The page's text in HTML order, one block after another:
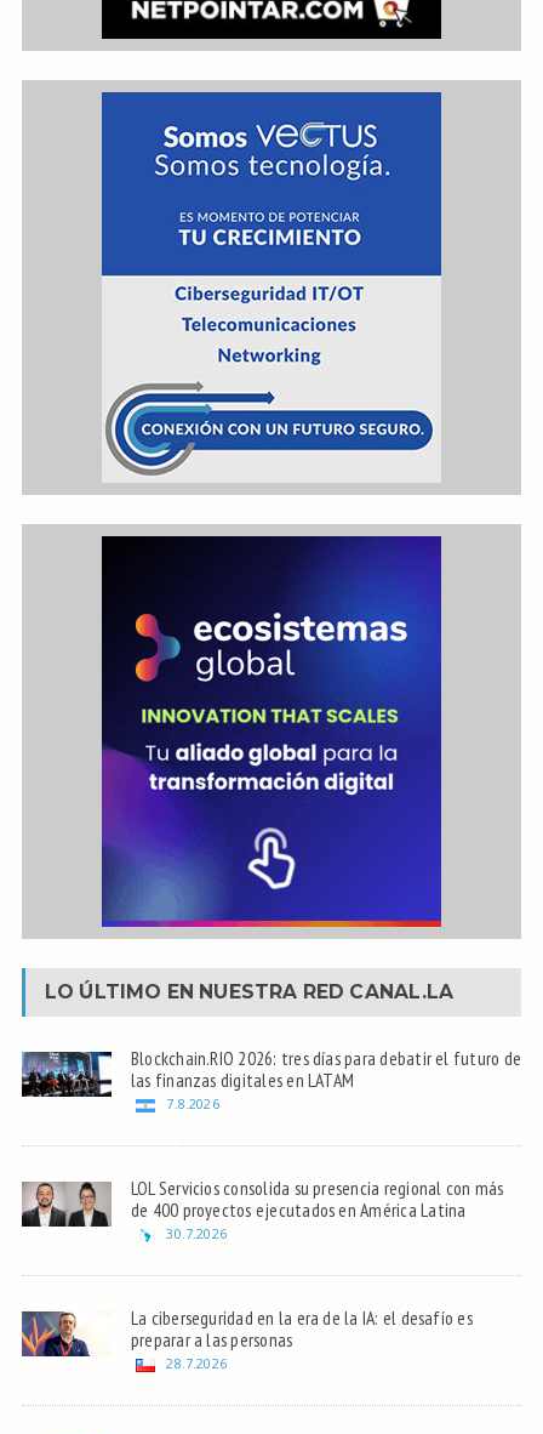
LO ÚLTIMO EN NUESTRA RED CANAL.LA
Blockchain.RIO 2026: tres días para debatir el futuro de
las finanzas digitales en LATAM
7.8.2026
LOL Servicios consolida su presencia regional con más
de 400 proyectos ejecutados en América Latina
30.7.2026
La ciberseguridad en la era de la IA: el desafío es
preparar a las personas
28.7.2026